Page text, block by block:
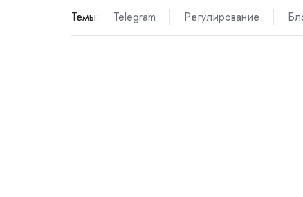
Темы: Telegram Регулирование